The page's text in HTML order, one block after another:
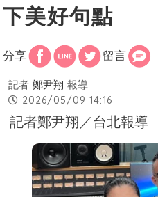
下美好句點
分享 留言
記者 鄭尹翔 報導
2026/05/09 14:16
記者鄭尹翔／台北報導